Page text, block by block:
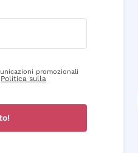
promozionali
Politica sulla